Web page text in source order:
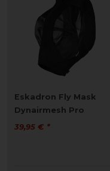
Eskadron Fly Mask
Dynairmesh Pro
39,95 € *